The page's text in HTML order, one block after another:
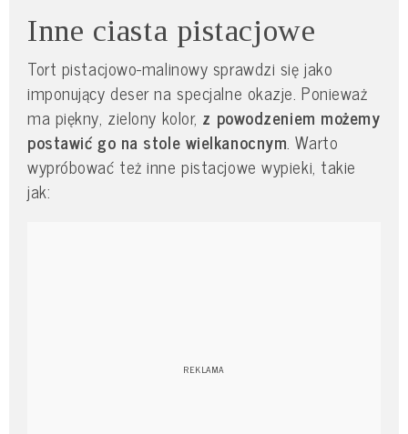
Inne ciasta pistacjowe
Tort pistacjowo-malinowy sprawdzi się jako
imponujący deser na specjalne okazje. Ponieważ
ma piękny, zielony kolor, z powodzeniem możemy
postawić go na stole wielkanocnym. Warto
wypróbować też inne pistacjowe wypieki, takie
jak: